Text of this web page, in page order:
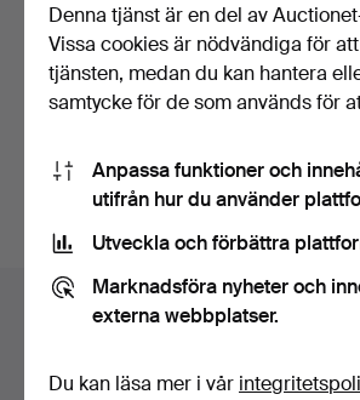
TOYOTA YARIS 5-dörrar,
1.33 Dual VVT-i, år…
Klubbades 12 mar 2024
Bevaka sökning
Auktionsarkivet
Denna tjänst är en del av
Vissa cookies är nödvändiga för
tjänsten, medan du kan hantera
samtycke för de som används för
Anpassa funktioner och
utifrån hur du använder
Utveckla och förbättra
Marknadsföra nyheter och
externa webbplatser.
Du kan läsa mer i vår